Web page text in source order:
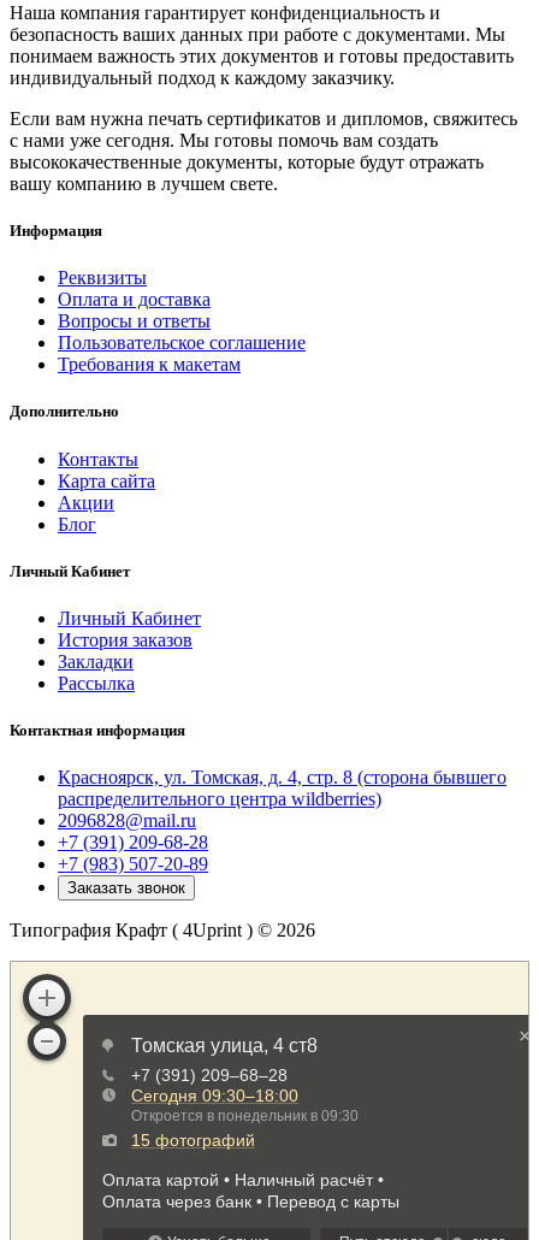
Наша компания гарантирует конфиденциальность и
безопасность ваших данных при работе с документами. Мы
понимаем важность этих документов и готовы предоставить
индивидуальный подход к каждому заказчику.
Если вам нужна печать сертификатов и дипломов, свяжитесь
с нами уже сегодня. Мы готовы помочь вам создать
высококачественные документы, которые будут отражать
вашу компанию в лучшем свете.
Информация
Реквизиты
Оплата и доставка
Вопросы и ответы
Пользовательское соглашение
Требования к макетам
Дополнительно
Контакты
Карта сайта
Акции
Блог
Личный Кабинет
Личный Кабинет
История заказов
Закладки
Рассылка
Контактная информация
Красноярск, ул. Томская, д. 4, стр. 8 (сторона бывшего
распределительного центра wildberries)
2096828@mail.ru
+7 (391) 209-68-28
+7 (983) 507-20-89
Заказать звонок
Типография Крафт ( 4Uprint ) © 2026